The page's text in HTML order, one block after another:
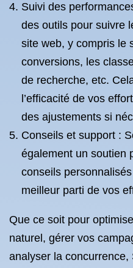
Suivi des
des outils pour suivre
site web, y compris le
conversions, les
de recherche, etc.
l’efficacité de vos
des ajustements si
Conseils et support :
également un soutien
conseils
meilleur parti de vos
Que ce soit pour
naturel, gérer vos
analyser la